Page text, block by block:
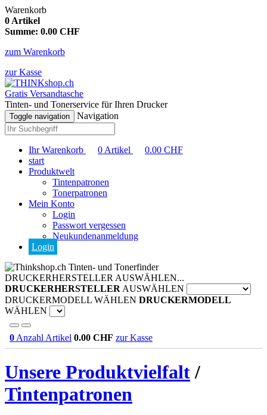
Warenkorb
0 Artikel
Summe: 0.00 CHF
zum Warenkorb
zur Kasse
Gratis Versandtasche
Tinten- und Tonerservice für Ihren Drucker
Toggle navigation Navigation
Ihr Warenkorb 0 Artikel 0.00 CHF
start
Produktwelt
Tintenpatronen
Tonerpatronen
Mein Konto
Login
Passwort vergessen
Neukundenanmeldung
Login
Tinten- und Tonerfinder
DRUCKERHERSTELLER AUSWÄHLEN...
DRUCKERHERSTELLER AUSWÄHLEN
DRUCKERMODELL WÄHLEN DRUCKERMODELL
WÄHLEN
0 Anzahl Artikel 0.00 CHF zur Kasse
Unsere Produktvielfalt/
Tintenpatronen